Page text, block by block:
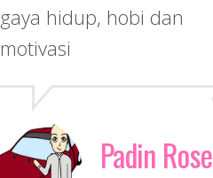
gaya hidup, hobi dan
motivasi
Padin Rose